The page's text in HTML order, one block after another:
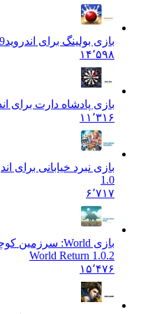
بازی بولینگ برای اندروید 1.50.19 Bowling King
۱۴٬۵۹۸
بازی پادشاه دارت برای اندروید
۱۱٬۳۱۶
بازی نبرد خیابانی برای اندروید
World Return 1.0.2
۱۵٬۴۷۶